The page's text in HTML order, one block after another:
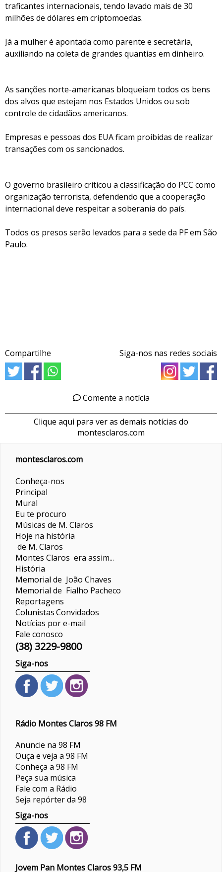
traficantes internacionais, tendo lavado mais de 30
milhões de dólares em criptomoedas.
Já a mulher é apontada como parente e secretária,
auxiliando na coleta de grandes quantias em dinheiro.
As sanções norte-americanas bloqueiam todos os bens
dos alvos que estejam nos Estados Unidos ou sob
controle de cidadãos americanos.
Empresas e pessoas dos EUA ficam proibidas de realizar
transações com os sancionados.
O governo brasileiro criticou a classificação do PCC como
organização terrorista, defendendo que a cooperação
internacional deve respeitar a soberania do país.
Todos os presos serão levados para a sede da PF em São
Paulo.
Compartilhe Siga-nos nas redes sociais
Comente a notícia
Clique aqui para ver as demais notícias do
montesclaros.com
montesclaros.com
Conheça-nos
Principal
Mural
Eu te procuro
Músicas de M. Claros
Hoje na história
de M. Claros
Montes Claros era assim...
História
Memorial de João Chaves
Memorial de Fialho Pacheco
Reportagens
ColunistasConvidados
Notícias por e-mail
Fale conosco
(38) 3229-9800
Siga-nos
Rádio Montes Claros 98 FM
Anuncie na 98 FM
Ouça e veja a 98 FM
Conheça a 98 FM
Peça sua música
Fale com a Rádio
Seja repórter da 98
Siga-nos
Jovem Pan Montes Claros 93,5 FM